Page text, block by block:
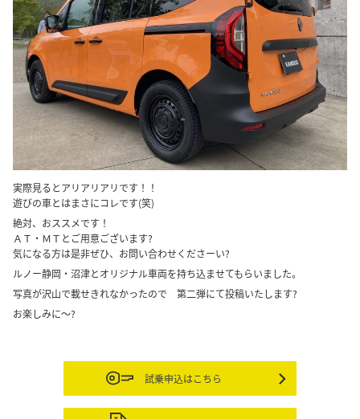
実際見るとアリアリアリです！！
遊びの車とはまさにコレです(笑)
絶対、おススメです！
ＡＴ・ＭＴとご用意ございます?
気になる方は是非ぜひ、お問い合わせくださーい?
ルノー静岡・沼津とオリジナル車両を持ち込ませてもらいました。
写真が沢山で載せきれなかったので 第二弾にて投稿いたします?
お楽しみに～?
試乗申込はこちら